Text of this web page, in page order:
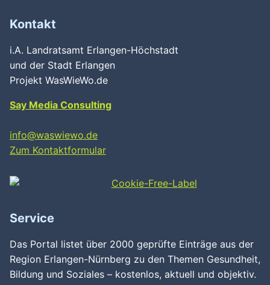
Kontakt
i.A. Landratsamt Erlangen-Höchstadt
und der Stadt Erlangen
Projekt WasWieWo.de
Say Media Consulting
info@waswiewo.de
Zum Kontaktformular
Service
Das Portal listet über 2000 geprüfte Einträge aus der
Region Erlangen-Nürnberg zu den Themen Gesundheit,
Bildung und Soziales – kostenlos, aktuell und objektiv.